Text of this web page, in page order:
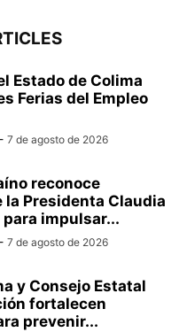
Estado de Colima
Ferias del Empleo
- 7 de agosto de 2026
reconoce
la Presidenta Claudia
impulsar...
- 7 de agosto de 2026
y Consejo Estatal
fortalecen
prevenir...